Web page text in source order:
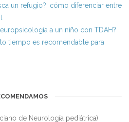
un refugio?: cómo diferenciar entre
a un niño con TDAH?
tiempo es recomendable para
de Neurología pediátrica)